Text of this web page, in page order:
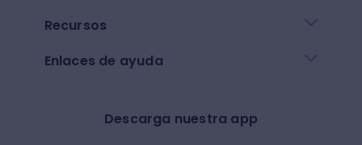
Recursos
Enlaces de ayuda
Descarga nuestra app